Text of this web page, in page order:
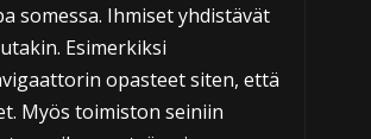
somessa. Ihmiset yhdistävät
Esimerkiksi
opasteet siten, että
Myös toimiston seiniin